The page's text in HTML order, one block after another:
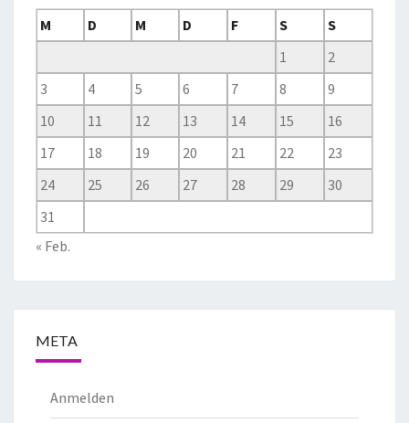
M
D M D F S
S
1
2
3
4 5 6 7 8
9
10
11 12 13 14 15
16
17
18 19 20 21 22
23
24
25 26 27 28 29
30
31
« Feb.
META
Anmelden